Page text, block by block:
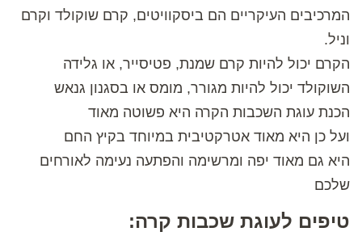
המרכיבים העיקריים הם ביסקוויטים, קרם שוקולד וקרם
וניל.
הקרם יכול להיות קרם שמנת, פטיסייר, או גלידה
השוקולד יכול להיות מגורר, מומס או בסגנון גנאש
הכנת עוגת השכבות הקרה היא פשוטה מאוד
ועל כן היא מאוד אטרקטיבית במיוחד בקיץ החם
היא גם מאוד יפה ומרשימה והפתעה נעימה לאורחים
שלכם
טיפים לעוגת שכבות קרה: